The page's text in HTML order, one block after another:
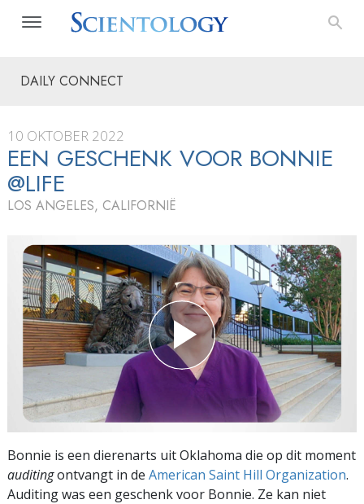
DAILY CONNECT
10 OKTOBER 2022
EEN GESCHENK VOOR BONNIE
@LIFE
LOS ANGELES, CALIFORNIË
Bonnie is een dierenarts uit Oklahoma die op dit moment
auditingontvangt in de American Saint Hill Organization.
Auditing was een geschenk voor Bonnie. Ze kan niet